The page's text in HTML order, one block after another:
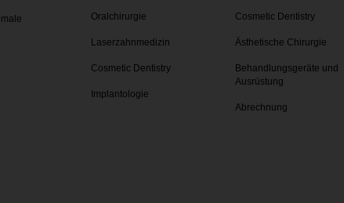
Oralchirurgie
Laserzahnmedizin
Cosmetic Dentistry
Implantologie
Cosmetic Dentistry
Ästhetische Chirurgie
Behandlungsgeräte und
Ausrüstung
Abrechnung